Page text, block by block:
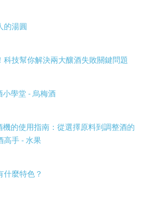
的湯圓
科技幫你解決兩大釀酒失敗關鍵問題
學堂 - 烏梅酒
的使用指南：從選擇原料到調整酒的
高手 - 水果
麼特色？